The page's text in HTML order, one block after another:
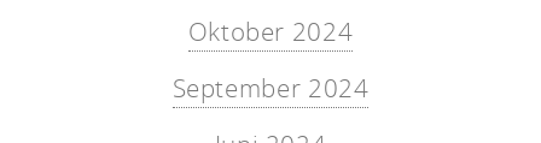
Oktober 2024
September 2024